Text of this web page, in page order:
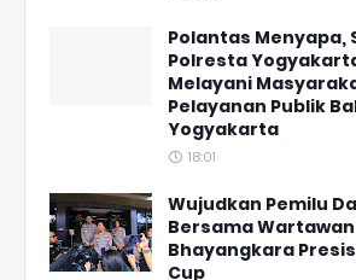
Polantas Menyapa,
Polresta
Melayani
Pelayanan Publik
Yogyakarta
18:01
Wujudkan Pemilu
Bersama
Bhayangkara
Cup